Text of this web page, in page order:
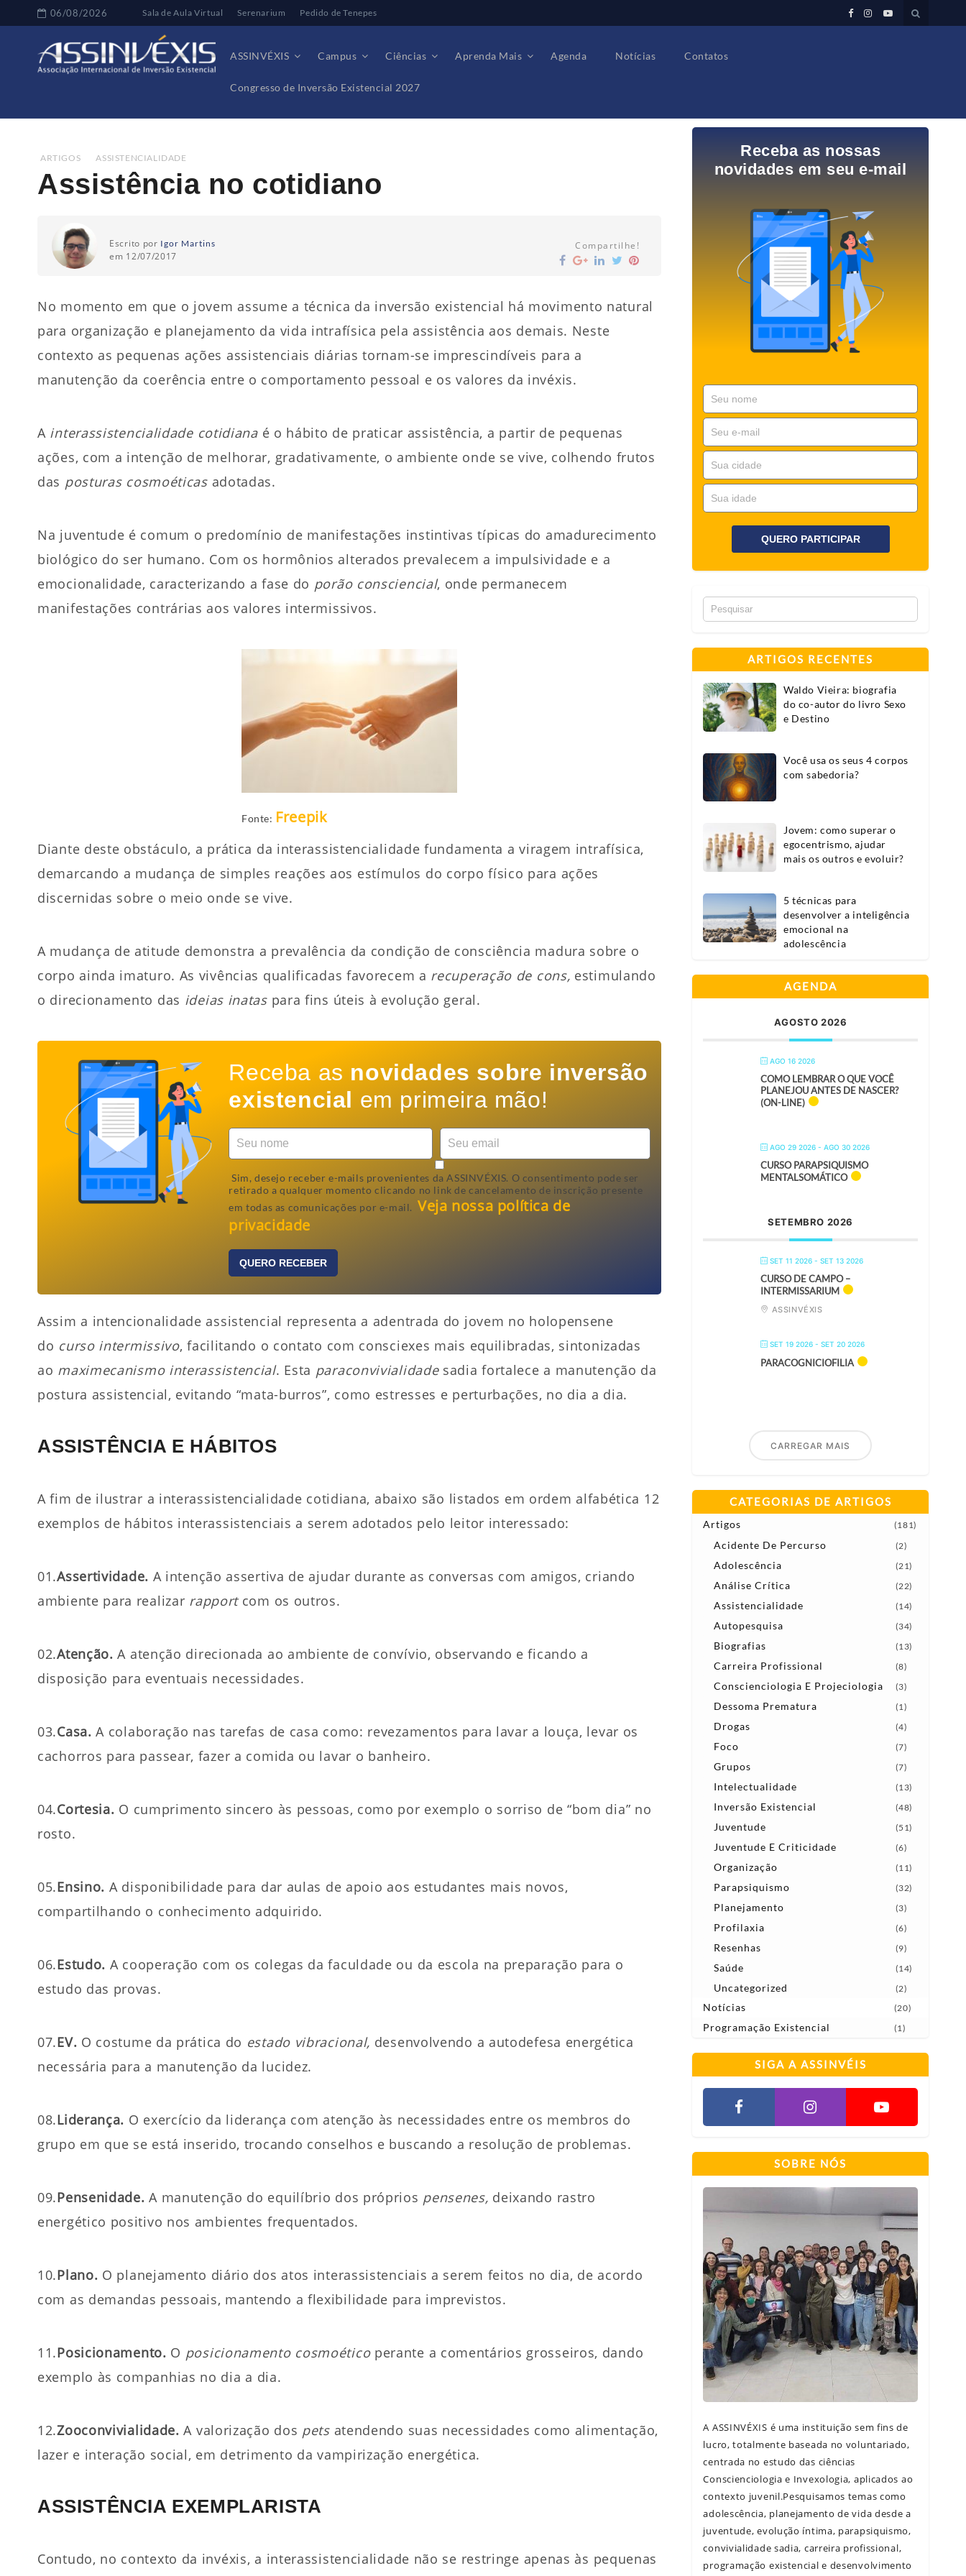
06/08/2026 Sala de Aula Virtual Serenarium Pedido de Tenepes
ASSINVÉXIS Campus Ciências Aprenda Mais Agenda Notícias Contatos
Congresso de Inversão Existencial 2027
ARTIGOS ,ASSISTENCIALIDADE
Assistência no cotidiano
Escrito por Igor Martins
em 12/07/2017
Compartilhe!
No momento em que o jovem assume a técnica da inversão existencial há movimento natural
para organização e planejamento da vida intrafísica pela assistência aos demais. Neste
contexto as pequenas ações assistenciais diárias tornam-se imprescindíveis para a
manutenção da coerência entre o comportamento pessoal e os valores da invéxis.
A interassistencialidade cotidianaé o hábito de praticar assistência, a partir de pequenas
ações, com a intenção de melhorar, gradativamente, o ambiente onde se vive, colhendo frutos
das posturas cosmoéticasadotadas.
Na juventude é comum o predomínio de manifestações instintivas típicas do amadurecimento
biológico do ser humano. Com os hormônios alterados prevalecem a impulsividade e a
emocionalidade, caracterizando a fase do porão consciencial, onde permanecem
manifestações contrárias aos valores intermissivos.
Fonte: Freepik
Diante deste obstáculo, a prática da interassistencialidade fundamenta a viragem intrafísica,
demarcando a mudança de simples reações aos estímulos do corpo físico para ações
discernidas sobre o meio onde se vive.
A mudança de atitude demonstra a prevalência da condição de consciência madura sobre o
corpo ainda imaturo. As vivências qualificadas favorecem a recuperação de cons, estimulando
o direcionamento das ideias inataspara fins úteis à evolução geral.
Receba as novidades sobre inversão
existencial em primeira mão!
Sim, desejo receber e-mails provenientes da ASSINVÉXIS. O consentimento pode ser
retirado a qualquer momento clicando no link de cancelamento de inscrição presente
em todas as comunicações por e-mail. Veja nossa política de
privacidade
QUERO RECEBER
Assim a intencionalidade assistencial representa a adentrada do jovem no holopensene
do curso intermissivo, facilitando o contato com consciexes mais equilibradas, sintonizadas
ao maximecanismo interassistencial. Esta paraconvivialidadesadia fortalece a manutenção da
postura assistencial, evitando “mata-burros”, como estresses e perturbações, no dia a dia.
ASSISTÊNCIA E HÁBITOS
A fim de ilustrar a interassistencialidade cotidiana, abaixo são listados em ordem alfabética 12
exemplos de há­­bitos interassistenciais a serem adotados pelo leitor interessado:
01.Assertividade. A intenção assertiva de ajudar durante as conversas com amigos, criando
ambiente para realizar rapport com os outros.
02.Atenção. A atenção direcionada ao ambiente de convívio, obser­van­do e ficando a
disposição para even­tu­a­i­s necessidades.
03.Casa. A colaboração nas tarefas de casa como: re­ve­za­mentos para lavar a louça, levar os
ca­chor­ros para pas­sear, fazer a comida ou lavar o banheiro.
04.Cortesia. O cumprimento sincero às pessoas, como por exemplo o sorriso de “bom dia” no
rosto.
05.Ensino. A disponibilidade para dar aulas de apoio aos estudantes mais novos,
compartilhando o conhecimento adquirido.
06.Estudo. A cooperação com os colegas da facul­da­de ou da escola na preparação para o
estudo das provas.
07.EV. O costume da prática do estado vibracional, desenvolvendo a autodefesa energética
necessária para a manutenção da lucidez.
08.Liderança. O exercício da liderança com atenção às necessidades entre os membros do
grupo em que se está inserido, trocando conselhos e buscando a resolução de problemas.
09.Pensenidade.A manutenção do equilíbrio dos próprios pensenes, deixando rastro
energético positivo nos ambientes fre­quen­tados.
10.Plano. O planejamento diário dos atos inter­as­sis­ten­ciais a serem feitos no dia, de acordo
com as demandas pessoais, mantendo a flexibilidade para im­previstos.
11.Posicionamento. O posicionamento cosmoéticope­ran­te a comentários grosseiros, dando
exemplo às com­pa­nhi­as no dia a dia.
12.Zooconvivialidade. A valorização dos petsatendendo suas necessidades como alimentação,
lazer e interação social, em detrimento da vampirização energética.
ASSISTÊNCIA EXEMPLARISTA
Contudo, no contexto da invéxis, a interassistencialidade não se restringe apenas às pequenas
Receba as nossas
novidades em seu e-mail
QUERO PARTICIPAR
ARTIGOS RECENTES
Waldo Vieira: biografia
do co-autor do livro Sexo
e Destino
Você usa os seus 4 corpos
com sabedoria?
Jovem: como superar o
egocentrismo, ajudar
mais os outros e evoluir?
5 técnicas para
desenvolver a inteligência
emocional na
adolescência
AGENDA
AGOSTO 2026
AGO 16 2026
COMO LEMBRAR O QUE VOCÊ
PLANEJOU ANTES DE NASCER?
(ON-LINE)
AGO 29 2026 - AGO 30 2026
CURSO PARAPSIQUISMO
MENTALSOMÁTICO
SETEMBRO 2026
SET 11 2026 - SET 13 2026
CURSO DE CAMPO –
INTERMISSARIUM
ASSINVÉXIS
SET 19 2026 - SET 20 2026
PARACOGNICIOFILIA
CARREGAR MAIS
CATEGORIAS DE ARTIGOS
Artigos (181)
Acidente De Percurso (2)
Adolescência (21)
Análise Crítica (22)
Assistencialidade (14)
Autopesquisa (34)
Biografias (13)
Carreira Profissional (8)
Conscienciologia E Projeciologia (3)
Dessoma Prematura (1)
Drogas (4)
Foco (7)
Grupos (7)
Intelectualidade (13)
Inversão Existencial (48)
Juventude (51)
Juventude E Criticidade (6)
Organização (11)
Parapsiquismo (32)
Planejamento (3)
Profilaxia (6)
Resenhas (9)
Saúde (14)
Uncategorized (2)
Notícias (20)
Programação Existencial (1)
SIGA A ASSINVÉIS
SOBRE NÓS
A ASSINVÉXIS é uma instituição sem fins de
lucro, totalmente baseada no voluntariado,
centrada no estudo das ciências
Conscienciologia e Invexologia, aplicados ao
contexto juvenil.Pesquisamos temas como
adolescência, planejamento de vida desde a
juventude, evolução íntima, parapsiquismo,
convivialidade sadia, carreira profissional,
programação existencial e desenvolvimento